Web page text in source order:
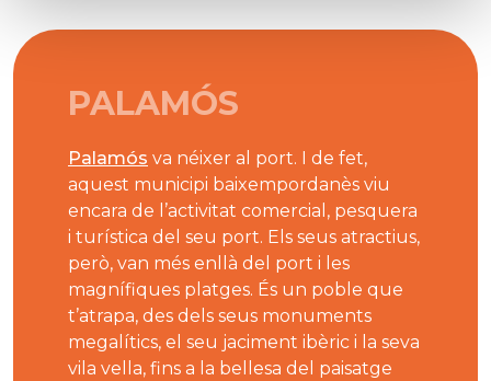
PALAMÓS
Palamós va néixer al port. I de fet,
aquest municipi baixempordanès viu
encara de l’activitat comercial, pesquera
i turística del seu port. Els seus atractius,
però, van més enllà del port i les
magnífiques platges. És un poble que
t’atrapa, des dels seus monuments
megalítics, el seu jaciment ibèric i la seva
vila vella, fins a la bellesa del paisatge